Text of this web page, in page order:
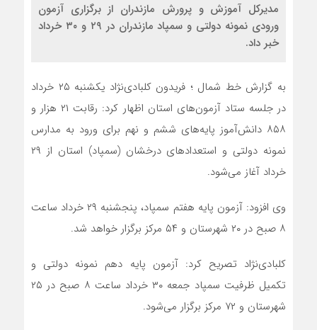
مدیرکل آموزش و پرورش مازندران از برگزاری آزمون
ورودی نمونه دولتی و سمپاد مازندران در ۲۹ و ۳۰ خرداد
خبر داد.
به گزارش خط شمال ؛ فریدون کلبادی‌نژاد یکشنبه ۲۵ خرداد
در جلسه ستاد آزمون‌های استان اظهار کرد: رقابت ۲۱ هزار و
۸۵۸ دانش‌آموز پایه‌های ششم و نهم برای ورود به مدارس
نمونه دولتی و استعدادهای درخشان (سمپاد) استان از ۲۹
خرداد آغاز می‌شود.
وی افزود: آزمون پایه هفتم سمپاد، پنجشنبه ۲۹ خرداد ساعت
۸ صبح در ۲۰ شهرستان و ۵۴ مرکز برگزار خواهد شد.
کلبادی‌نژاد تصریح کرد: آزمون پایه دهم نمونه دولتی و
تکمیل ظرفیت سمپاد جمعه ۳۰ خرداد ساعت ۸ صبح در ۲۵
شهرستان و ۷۲ مرکز برگزار می‌شود.